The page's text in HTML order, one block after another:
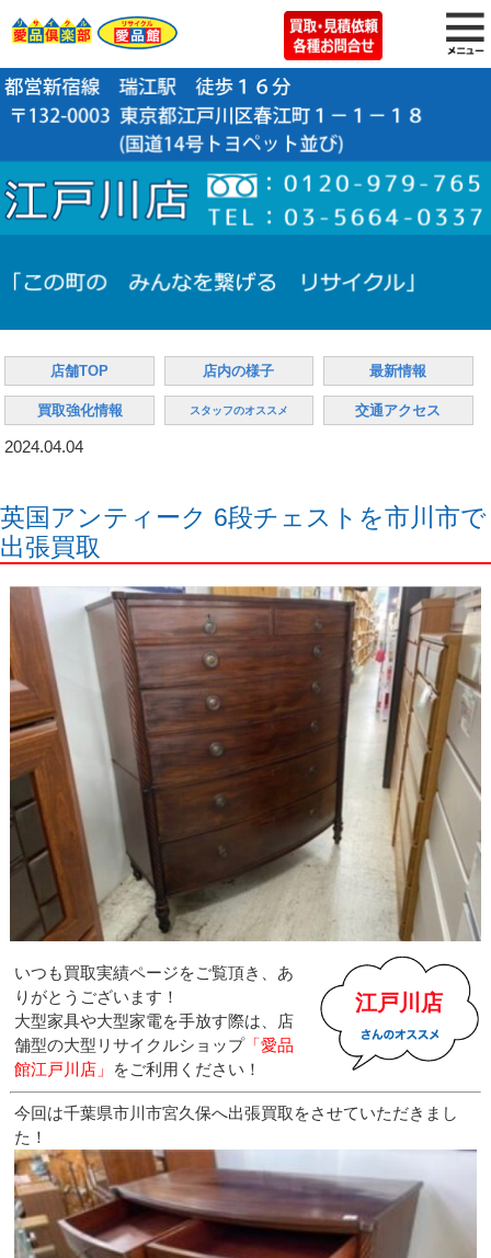
店舗TOP 店内の様子 最新情報
買取強化情報 スタッフのオススメ 交通アクセス
2024.04.04
英国アンティーク 6段チェストを市川市で
出張買取
江戸川店
いつも買取実績ページをご覧頂き、あ
りがとうございます！
大型家具や大型家電を手放す際は、店
舗型の大型リサイクルショップ「愛品
館江戸川店」
をご利用ください！
今回は千葉県市川市宮久保へ出張買取をさせていただきまし
た！